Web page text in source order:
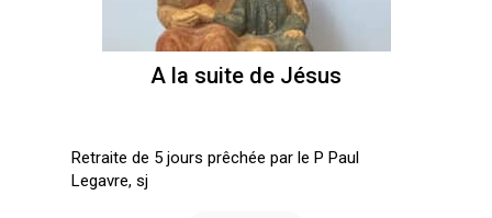
A la suite de Jésus
Retraite de 5 jours prêchée par le P Paul
Legavre, sj